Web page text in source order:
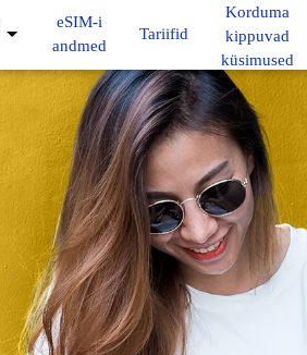
eSIM-i
andmed
Tariifid
Korduma
kippuvad
küsimused